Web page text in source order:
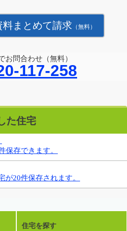
まとめて請求 （無料）
お問合わせ（無料）
117-258
た住宅
保存できます。
が20件保存されます。
住宅を探す